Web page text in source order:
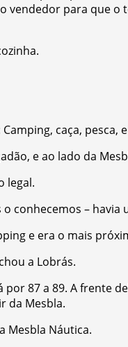
vendedor para que o
caça,
e ao lado da
legal.
conhecemos – havia
e era o mais
a Lobrás.
por 87 a 89. A frente
da Mesbla.
Mesbla Náutica.